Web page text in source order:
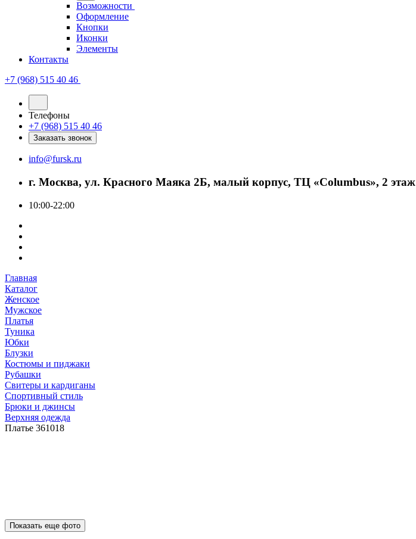
Возможности
Оформление
Кнопки
Иконки
Элементы
Контакты
+7 (968) 515 40 46
Телефоны
+7 (968) 515 40 46
Заказать звонок
info@fursk.ru
г. Москва, ул. Красного Маяка 2Б, малый корпус, ТЦ «Columbus», 2 этаж
10:00-22:00
Главная
Каталог
Женское
Мужское
Платья
Туника
Юбки
Блузки
Костюмы и пиджаки
Рубашки
Свитеры и кардиганы
Спортивный стиль
Брюки и джинсы
Верхняя одежда
Платье 361018
Показать еще фото